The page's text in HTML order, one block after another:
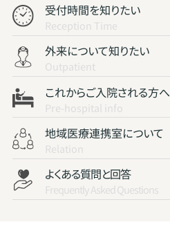
受付時間を知りたい
Reception Time
外来について知りたい
Outpatient
これからご入院される方へ
Pre-hospital info
地域医療連携室について
Relation
よくある質問と回答
Frequently Asked Questions